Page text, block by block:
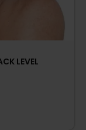
LEVEL